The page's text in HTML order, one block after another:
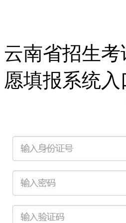
云南省招生考
愿填报系统入